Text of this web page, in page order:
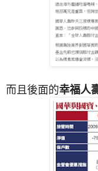
而且後面的幸福人